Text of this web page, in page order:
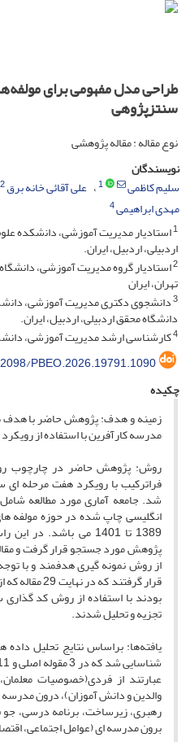
طراحی مدل مفهومی برای
سنتزپژوهی
نوع مقاله : مقاله پژوهشی
نویسندگان
سلیم کاظمی
1 علی آقائی خانه برق2
مهدی ابراهیمی4
1اﺳﺘﺎدیار مدیریت آموزشی، داﻧشکده
اردﺑﯿلی، اردﺑﯿﻞ، اﯾﺮان.
2
تهران، ایران
3دانشجوی دکتری مدیریت آموزشی،
داﻧشگاه ﻣﺤﻘﻖ اردﺑﯿلی، اردﺑﯿﻞ، اﯾﺮان.
4کارشناسی ارشد مدیریت آموزشی،
PBEO.2026.19791.1090
چکیده
زمینه و هدف: پژوهش حاضر با هدف
مدرسه کارآفرین با استفاده از
روش: پژوهش حاضر در چارچوب
شد. جامعه آماری مورد مطالعه
انگلیسی چاپ شده در حوزه مولفه
1389 تا 1401 می باشد.
پژوهش مورد جستجو قرار گرفت و
از روش نمونه گیری هدفمند و با
قرار گرفتند که
بودند با استفاده از روش کد گذاری
تجزیه و تحلیل شدند.
عبارتند از فردی(خصوصیات
والدین و دانش آموزان)، ‌درون
رهبری، زیرساخت، برنامه درسی،
برون مدرسه ای (عوامل اجتماعی،